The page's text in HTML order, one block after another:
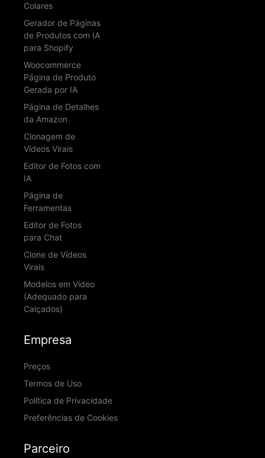
Colares
Gerador de Páginas
de Produtos com IA
para Shopify
Woocommerce
Página de Produto
Gerada por IA
Página de Detalhes
da Amazon
Clonagem de
Vídeos Virais
Editor de Fotos com
IA
Página de
Ferramentas
Editor de Fotos
para Chat
Clone de Vídeos
Virais
Modelos em Vídeo
(Adequado para
Calçados)
Empresa
Preços
Termos de Uso
Política de Privacidade
Preferências de Cookies
Parceiro